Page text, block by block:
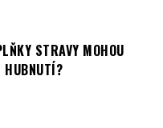
STRAVY MOHOU
HUBNUTÍ?